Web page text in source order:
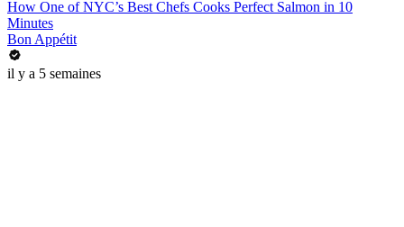
How One of NYC’s Best Chefs Cooks Perfect Salmon in 10
Minutes
Bon Appétit
il y a 5 semaines